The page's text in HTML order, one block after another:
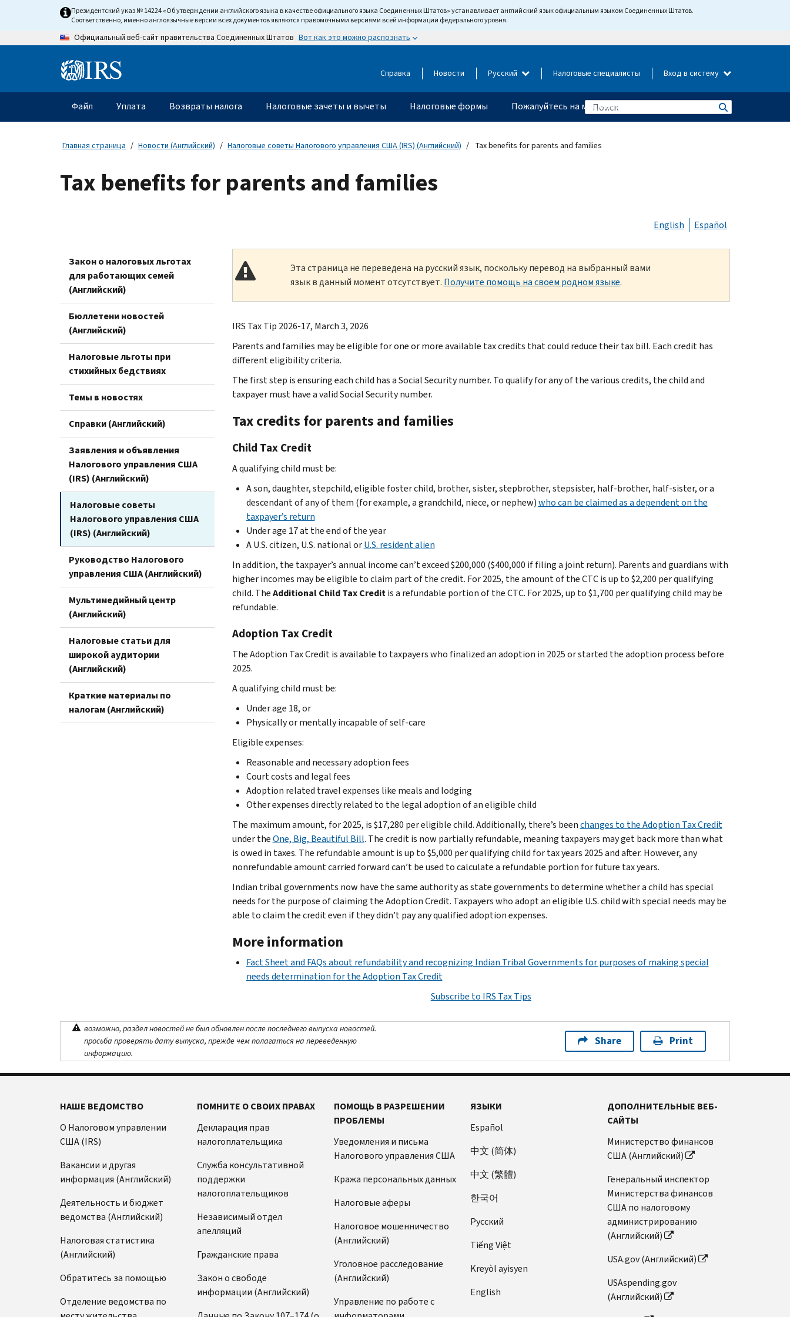
content
Президентский указ № 14224 «Об утверждении английского языка в качестве официального языка Соединенных Штатов» устанавливает английский язык официальным языком Соединенных Штатов.
Соответственно, именно англоязычные версии всех документов являются правомочными версиями всей информации федерального уровня.
Официальный веб-сайт правительства Соединенных Штатов Вот как это можно распознать
Information Справка Новости Русский Налоговые специалисты Вход в систему
Главное
меню
Файл Уплата Возвраты налога Налоговые зачеты и вычеты Налоговые формы Пожалуйтесь на мошенничество
Главная страница Новости (Английский) Налоговые советы Налогового управления США (IRS) (Английский) Tax benefits for parents and families
Tax benefits for parents and families
English Español
Закон о налоговых льготах
для работающих семей
(Английский)
Бюллетени новостей
(Английский)
Налоговые льготы при
стихийных бедствиях
Темы в новостях
Справки (Английский)
Заявления и объявления
Налогового управления США
(IRS) (Английский)
Налоговые советы
Налогового управления США
(IRS) (Английский)
Руководство Налогового
управления США (Английский)
Мультимедийный центр
(Английский)
Налоговые статьи для
широкой аудитории
(Английский)
Краткие материалы по
налогам (Английский)
Эта страница не переведена на русский язык, поскольку перевод на выбранный вами
язык в данный момент отсутствует. Получите помощь на своем родном языке.
IRS Tax Tip 2026-17, March 3, 2026
Parents and families may be eligible for one or more available tax credits that could reduce their tax bill. Each credit has
different eligibility criteria.
The first step is ensuring each child has a Social Security number. To qualify for any of the various credits, the child and
taxpayer must have a valid Social Security number.
Tax credits for parents and families
Child Tax Credit
A qualifying child must be:
A son, daughter, stepchild, eligible foster child, brother, sister, stepbrother, stepsister, half-brother, half-sister, or a
descendant of any of them (for example, a grandchild, niece, or nephew)who can be claimed as a dependent on the
taxpayer’s return
Under age 17 at the end of the year
A U.S. citizen, U.S. national orU.S. resident alien
In addition, the taxpayer’s annual income can’t exceed $200,000 ($400,000 if filing a joint return). Parents and guardians with
higher incomes may be eligible to claim part of the credit. For 2025, the amount of the CTC is up to $2,200 per qualifying
child. TheAdditional Child Tax Creditis a refundable portion of the CTC. For 2025, up to $1,700 per qualifying child may be
refundable.
Adoption Tax Credit
The Adoption Tax Credit is available to taxpayers who finalized an adoption in 2025 or started the adoption process before
2025.
A qualifying child must be:
Under age 18, or
Physically or mentally incapable of self-care
Eligible expenses:
Reasonable and necessary adoption fees
Court costs and legal fees
Adoption related travel expenses like meals and lodging
Other expenses directly related to the legal adoption of an eligible child
The maximum amount, for 2025, is $17,280 per eligible child. Additionally, there’s beenchanges to the Adoption Tax Credit
under theOne, Big, Beautiful Bill. The credit is now partially refundable, meaning taxpayers may get back more than what
is owed in taxes. The refundable amount is up to $5,000 per qualifying child for tax years 2025 and after. However, any
nonrefundable amount carried forward can’t be used to calculate a refundable portion for future tax years.
Indian tribal governments now have the same authority as state governments to determine whether a child has special
needs for the purpose of claiming the Adoption Credit. Taxpayers who adopt an eligible U.S. child with special needs may be
able to claim the credit even if they didn’t pay any qualified adoption expenses.
More information
Fact Sheet and FAQs about refundability and recognizing Indian Tribal Governments for purposes of making special
needs determination for the Adoption Tax Credit
Subscribe to IRS Tax Tips
возможно, раздел новостей не был обновлен после последнего выпуска новостей.
просьба проверять дату выпуска, прежде чем полагаться на переведенную
информацию.
Share Print
НАШЕ ВЕДОМСТВО
О Налоговом управлении
США (IRS)
Вакансии и другая
информация (Английский)
Деятельность и бюджет
ведомства (Английский)
Налоговая статистика
(Английский)
Обратитесь за помощью
Отделение ведомства по
ПОМНИТЕ О СВОИХ ПРАВАХ
Декларация прав
налогоплательщика
Служба консультативной
поддержки
налогоплательщиков
Независимый отдел
апелляций
Гражданские права
Закон о свободе
информации (Английский)
ПОМОЩЬ В РАЗРЕШЕНИИ
ПРОБЛЕМЫ
Уведомления и письма
Налогового управления США
Кража персональных данных
Налоговые аферы
Налоговое мошенничество
(Английский)
Уголовное расследование
(Английский)
Управление по работе с
ЯЗЫКИ
Español
中文 (简体)
中文 (繁體)
한국어
Pусский
Tiếng Việt
Kreyòl ayisyen
English
ДОПОЛНИТЕЛЬНЫЕ ВЕБ-
САЙТЫ
Министерство финансов
США (Английский)
Генеральный инспектор
Министерства финансов
США по налоговому
администрированию
(Английский)
USA.gov (Английский)
USAspending.gov
(Английский)